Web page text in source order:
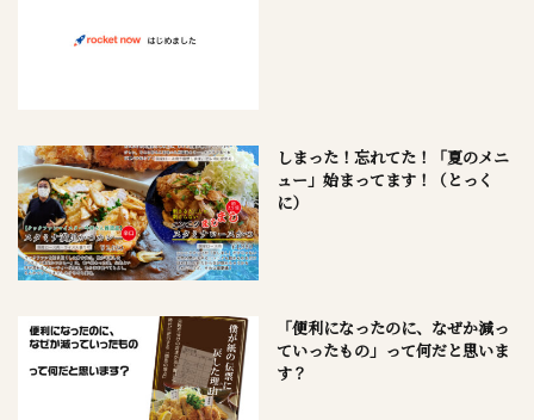
しまった！忘れてた！「夏のメニ
ュー」始まってます！（とっく
に）
「便利になったのに、なぜか減っ
ていったもの」って何だと思いま
す？